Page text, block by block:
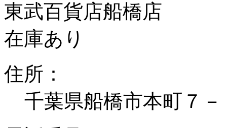
東武百貨店船橋店
在庫あり
住所：
千葉県船橋市本町７